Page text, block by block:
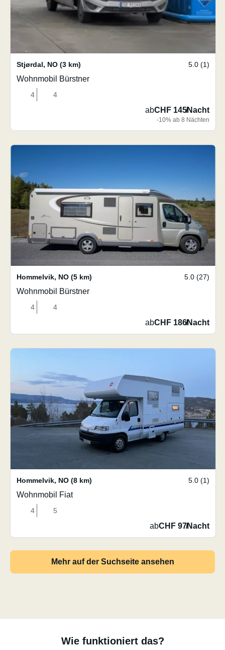
Stjørdal, NO (3 km) 5.0 (1)
Wohnmobil Bürstner
4 4
abCHF 145/Nacht
-10% ab 8 Nächten
Hommelvik, NO (5 km) 5.0 (27)
Wohnmobil Bürstner
4 4
abCHF 186/Nacht
Hommelvik, NO (8 km) 5.0 (1)
Wohnmobil Fiat
4 5
abCHF 97/Nacht
Mehr auf der Suchseite ansehen
Wie funktioniert das?